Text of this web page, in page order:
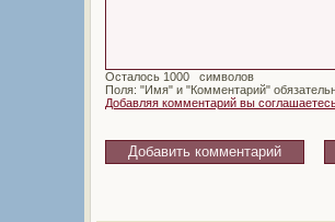
Осталось
символов
Поля: "Имя" и "Комментарий"
Добавляя комментарий вы